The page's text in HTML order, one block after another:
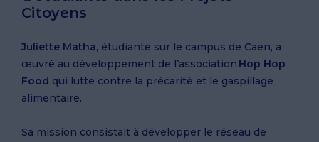
Citoyens
Juliette Matha, étudiante sur le campus de Caen, a
œuvré au développement de l’association Hop Hop
Food qui lutte contre la précarité et le gaspillage
alimentaire.
Sa mission consistait à développer le réseau de